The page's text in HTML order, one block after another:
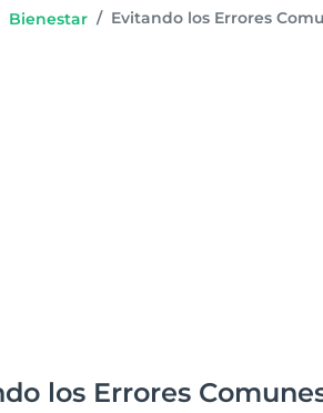
Bienestar Evitando los Errores
los Errores